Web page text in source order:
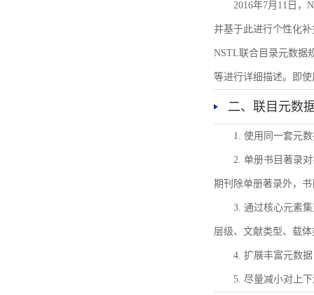
2016年7月11日，
并基于此进行个性化
NSTL联合目录元数据
等进行详细描述。即
二、联目元数
1. 使用同一套元
2. 单册书目著录
期刊除单册著录外，
3. 通过核心元素
层级、文献类型、载
4. 扩展丰富元数
5. 尽量减小对上